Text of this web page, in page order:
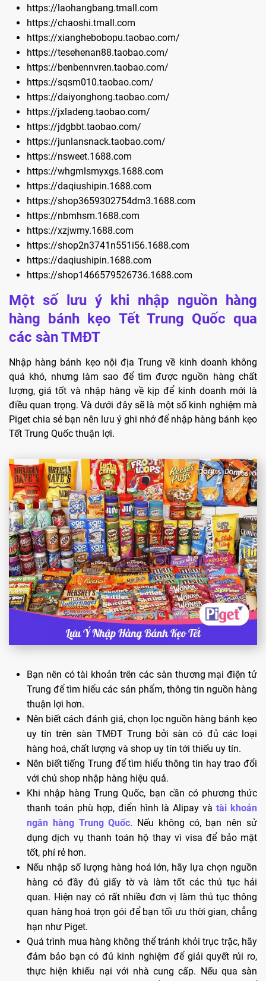
https://laohangbang.tmall.com
https://chaoshi.tmall.com
https://xianghebobopu.taobao.com/
https://tesehenan88.taobao.com/
https://benbennvren.taobao.com/
https://sqsm010.taobao.com/
https://daiyonghong.taobao.com/
https://jxladeng.taobao.com/
https://jdgbbt.taobao.com/
https://junlansnack.taobao.com/
https://nsweet.1688.com
https://whgmlsmyxgs.1688.com
https://daqiushipin.1688.com
https://shop3659302754dm3.1688.com
https://nbmhsm.1688.com
https://xzjwmy.1688.com
https://shop2n3741n551i56.1688.com
https://daqiushipin.1688.com
https://shop1466579526736.1688.com
Một số lưu ý khi nhập nguồn hàng
hàng bánh kẹo Tết Trung Quốc qua
các sàn TMĐT
Nhập hàng bánh kẹo nội địa Trung về kinh doanh không
quá khó, nhưng làm sao để tìm được nguồn hàng chất
lượng, giá tốt và nhập hàng về kịp để kinh doanh mới là
điều quan trọng. Và dưới đây sẽ là một số kinh nghiệm mà
Piget chia sẻ bạn nên lưu ý ghi nhớ để nhập hàng bánh kẹo
Tết Trung Quốc thuận lợi.
Bạn nên có tài khoản trên các sàn thương mại điện tử
Trung để tìm hiểu các sản phẩm, thông tin nguồn hàng
thuận lợi hơn.
Nên biết cách đánh giá, chọn lọc nguồn hàng bánh kẹo
uy tín trên sàn TMĐT Trung bởi sàn có đủ các loại
hàng hoá, chất lượng và shop uy tín tới thiếu uy tín.
Nên biết tiếng Trung để tìm hiểu thông tin hay trao đổi
với chủ shop nhập hàng hiệu quả.
Khi nhập hàng Trung Quốc, bạn cần có phương thức
thanh toán phù hợp, điển hình là Alipay vàtài khoản
ngân hàng Trung Quốc. Nếu không có, bạn nên sử
dụng dịch vụ thanh toán hộ thay vì visa để bảo mật
tốt, phí rẻ hơn.
Nếu nhập số lượng hàng hoá lớn, hãy lựa chọn nguồn
hàng có đầy đủ giấy tờ và làm tốt các thủ tục hải
quan. Hiện nay có rất nhiều đơn vị làm thủ tục thông
quan hàng hoá trọn gói để bạn tối ưu thời gian, chẳng
hạn như Piget.
Quá trình mua hàng không thể tránh khỏi trục trặc, hãy
đảm bảo bạn có đủ kinh nghiệm để giải quyết rủi ro,
thực hiện khiếu nại với nhà cung cấp. Nếu qua sàn